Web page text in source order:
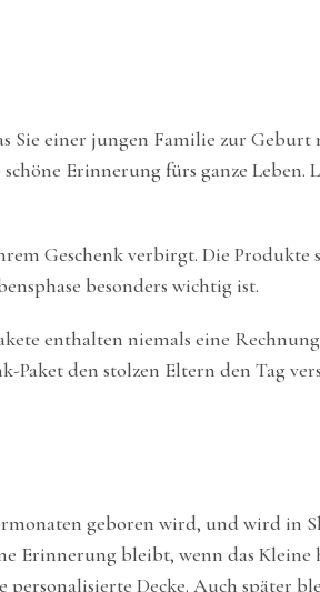
Sie einer jungen Familie zur Geburt
Erinnerung fürs ganze Leben.
Geschenk verbirgt. Die Produkte
besonders wichtig ist.
enthalten niemals eine
Paket den stolzen Eltern den Tag
geboren wird, und wird in
Erinnerung bleibt, wenn das Kleine
personalisierte Decke. Auch später